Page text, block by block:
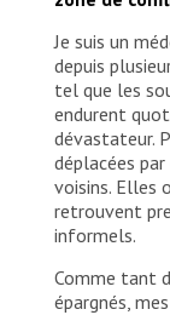
Additionally,
water,
bought a
on the water
of the
approximately
normal
for paediatrics
Je suis un
depuis
tel que les
endurent
dévastateur.
déplacées
voisins. Elles
retrouvent
informels.
Comme tant
épargnés,